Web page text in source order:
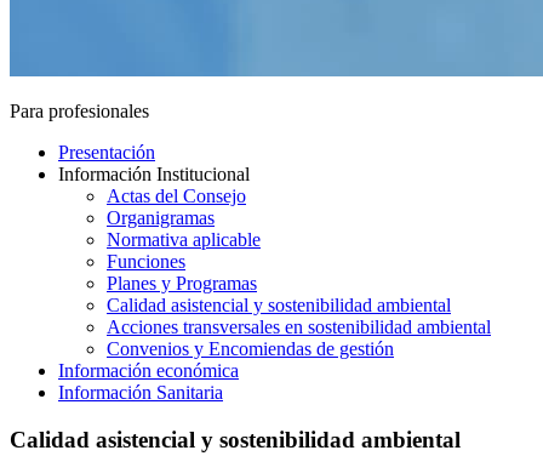
Para profesionales
Presentación
Información Institucional
Actas del Consejo
Organigramas
Normativa aplicable
Funciones
Planes y Programas
Calidad asistencial y sostenibilidad ambiental
Acciones transversales en sostenibilidad ambiental
Convenios y Encomiendas de gestión
Información económica
Información Sanitaria
Calidad asistencial y sostenibilidad ambiental